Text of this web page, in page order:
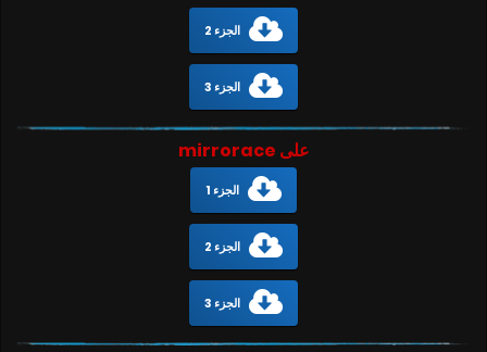
الجزء 2
الجزء 3
على mirrorace
الجزء 1
الجزء 2
الجزء 3